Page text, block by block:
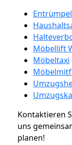
Möbellift
Möbeltaxi
Kontaktieren
uns
planen!